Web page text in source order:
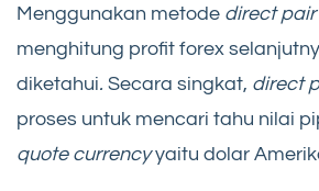
Menggunakan metode direct pair
menghitung profit forex
diketahui. Secara singkat, direct
proses untuk mencari tahu nilai
quote currencyyaitu dolar